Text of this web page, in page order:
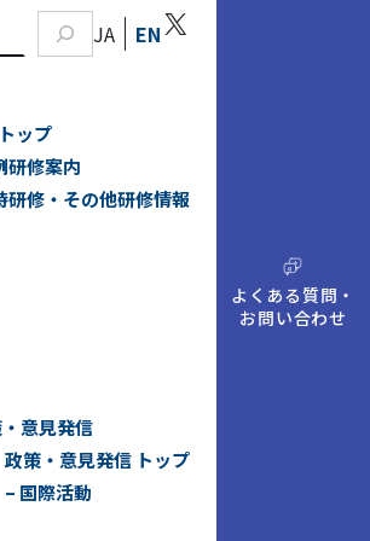
JA ENX
ップ
研修案内
研修・その他研修情報
意見発信
政策・意見発信 トップ
– 国際活動
A
Q
よくある質問・
お問い合わせ